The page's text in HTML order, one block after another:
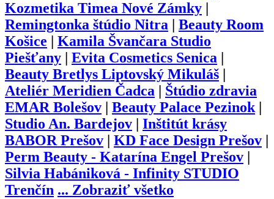
Kozmetika Timea Nové Zámky
Remingtonka štúdio Nitra
Beauty Room
Košice
Kamila Švančara Studio
Piešťany
Evita Cosmetics Senica
Beauty Bretlys Liptovský Mikuláš
Ateliér Meridien Čadca
Štúdio zdravia
EMAR Bolešov
Beauty Palace Pezinok|
Studio An. Bardejov
Inštitút krásy
BABOR Prešov
KD Face Design Prešov
Perm Beauty - Katarína Engel Prešov
Silvia Habániková - Infinity STUDIO
Trenčín ... Zobraziť všetko